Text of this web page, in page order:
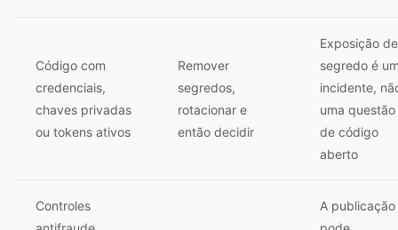
Código com
credenciais,
chaves privadas
ou tokens ativos
Remover
segredos,
rotacionar e
então decidir
Exposição de
segredo é
incidente,
uma questão
de código
aberto
Controles
A publicação